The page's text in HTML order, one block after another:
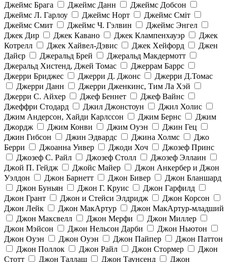
Джеймс Брага
Джеймс Данн
Джеймс Добсон
Джеймс Л. Гарлоу
Джеймс Норт
Джеймс Сміт
Джеймс Смит
Джеймс Ч. Гэлвин
Джеймс Энгел
Джек Дир
Джек Кавано Джек Клампенхауэр
Джек
Котрелл
Джек Хайвел-Дэвис Джек Хейфорд
Джен
Дайєр
Джеральд Брей
Джеральд Макдермотт
Джеральд Хистенд, Джей Томас
Джеррам Баррс
Джерри Бриджес
Джерри Д. Джонс
Джерри Д.Томас
Джерри Данн
Джерри Дженкинс, Тим Ла Хэй
Джерри С. Айхер
Джеф Беннет
Джеф Вайнс
Джеффри Стодард
Джил Джонстоун
Джил Холис
Джим Андерсон, Хайди Карлссон
Джим Бернс
Джим
Джордж
Джим Конви Джим Оуэн
Джин Гец
Джин Гибсон
Джин Эдвардс Джина Холмс
Джо
Берри
Джоанна Уивер Джоди Хоч
Джозеф Принс
Джозеф С. Райл
Джозеф Столл
Джозеф Эллаин
Джой П. Гейдж
Джойс Майер
Джон Анкербер и Джон
Уэлдон
Джон Барнетт Джон Бивер
Джон Бланшард
Джон Буньян
Джон Г. Круис
Джон Гарфилд
Джон Грант
Джон и Стейси Элдридж
Джон Корсон
Джон Лейк
Джон МакАртур
Джон МакАртур-младший
Джон Максвелл
Джон Мерфи
Джон Миллер
Джон Мэйсон
Джон Нельсон Дарби
Джон Ньютон
Джон Оуэн
Джон Оуэн Джон Пайпер
Джон Паттон
Джон Поллок
Джон Райл Джон Стормер
Джон
Стотт
Джон Таллаш Джон Таунсенд
Джон